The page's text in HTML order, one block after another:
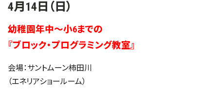
4月14日（日）
幼稚園年中～小6までの
『ブロック・プログラミング教室』
会場：サントムーン柿田川
（エネリアショールーム）